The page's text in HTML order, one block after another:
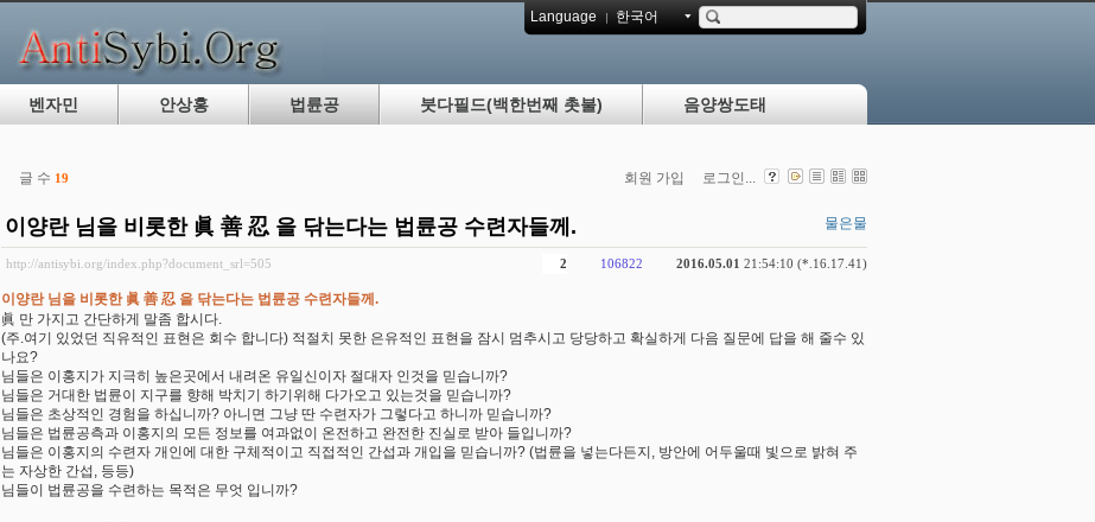
Language 한국어
벤자민 안상홍 법륜공 붓다필드(백한번째 촛불) 음양쌍도태
글 수 19 회원 가입 로그인...
이양란 님을 비롯한 眞 善 忍 을 닦는다는 법륜공 수련자들께. 물은물
http://antisybi.org/index.php?document_srl=505 2016.05.01 21:54:10 (*.16.17.41)
106822
2
이양란 님을 비롯한 眞 善 忍 을 닦는다는 법륜공 수련자들께.
眞 만 가지고 간단하게 말좀 합시다.
(주.여기 있었던 직유적인 표현은 회수 합니다) 적절치 못한 은유적인 표현을 잠시 멈추시고 당당하고 확실하게 다음 질문에 답을 해 줄수 있
나요?
님들은 이홍지가 지극히 높은곳에서 내려온 유일신이자 절대자 인것을 믿습니까?
님들은 거대한 법륜이 지구를 향해 박치기 하기위해 다가오고 있는것을 믿습니까?
님들은 초상적인 경험을 하십니까? 아니면 그냥 딴 수련자가 그렇다고 하니까 믿습니까?
님들은 법륜공측과 이홍지의 모든 정보를 여과없이 온전하고 완전한 진실로 받아 들입니까?
님들은 이홍지의 수련자 개인에 대한 구체적이고 직접적인 간섭과 개입을 믿습니까? (법륜을 넣는다든지, 방안에 어두울때 빛으로 밝혀 주
는 자상한 간섭, 등등)
님들이 법륜공을 수련하는 목적은 무엇 입니까?